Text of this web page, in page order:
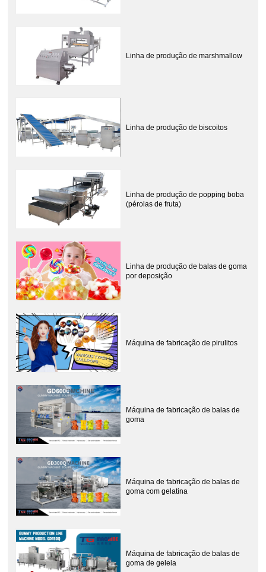
Linha de produção de marshmallow
Linha de produção de biscoitos
Linha de produção de popping boba
(pérolas de fruta)
Linha de produção de balas de goma
por deposição
Máquina de fabricação de pirulitos
Máquina de fabricação de balas de
goma
Máquina de fabricação de balas de
goma com gelatina
Máquina de fabricação de balas de
goma de geleia